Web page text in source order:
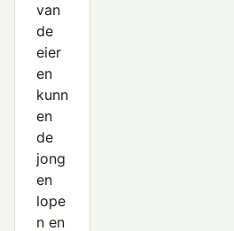
van
de
eier
en
kunn
en
de
jong
en
lope
n en